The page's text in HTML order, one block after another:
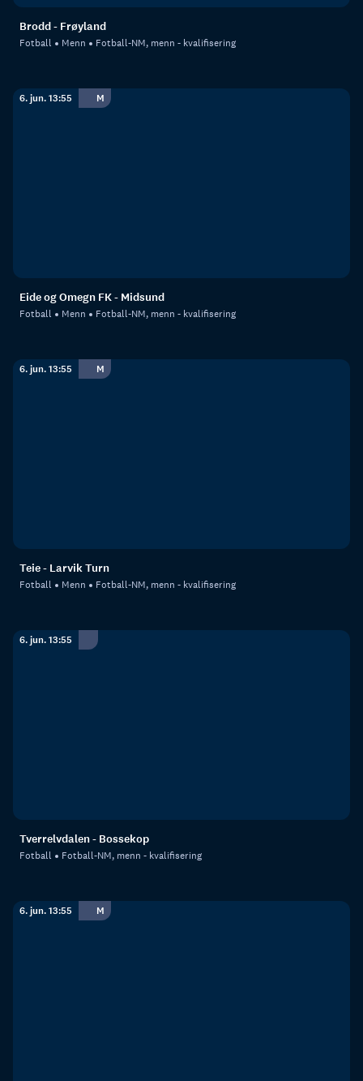
Brodd - Frøyland
Fotball Menn Fotball-NM, menn - kvalifisering
6. jun. 13:55 M
Eide og Omegn FK - Midsund
Fotball Menn Fotball-NM, menn - kvalifisering
6. jun. 13:55 M
Teie - Larvik Turn
Fotball Menn Fotball-NM, menn - kvalifisering
6. jun. 13:55
Tverrelvdalen - Bossekop
Fotball Fotball-NM, menn - kvalifisering
6. jun. 13:55 M